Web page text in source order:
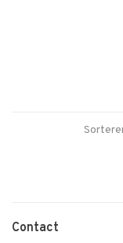
Contact